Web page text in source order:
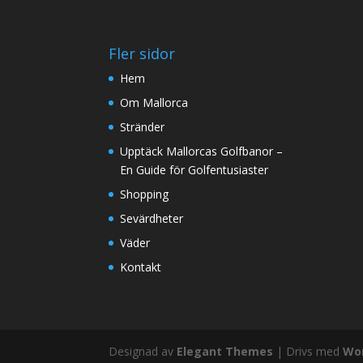
Fler sidor
Hem
Om Mallorca
Stränder
Upptäck Mallorcas Golfbanor –
En Guide för Golfentusiaster
Shopping
Sevärdheter
Väder
Kontakt
Designad av Elegant Themes | Drivs med